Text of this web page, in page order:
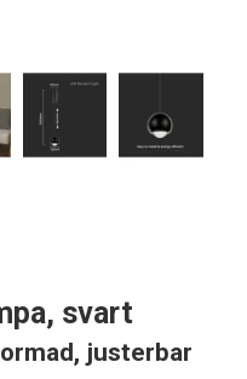
svart
justerbar